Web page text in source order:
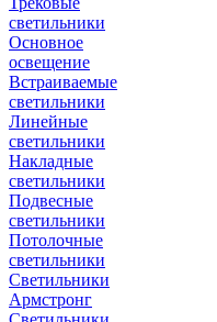
светильники
Основное
освещение
Встраиваемые
светильники
Линейные
светильники
Накладные
светильники
Подвесные
светильники
Потолочные
светильники
Светильники
Армстронг